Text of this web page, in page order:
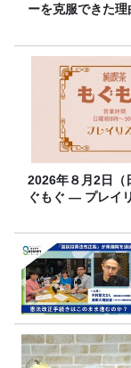
ーを克服できた理
2026年８月2日（
ぐもぐ ― プレイ